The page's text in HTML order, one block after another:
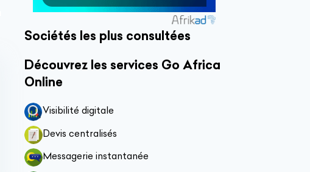
Sociétés les plus consultées
Découvrez les services Go Africa
Online
Visibilité digitale
Devis centralisés
Messagerie instantanée